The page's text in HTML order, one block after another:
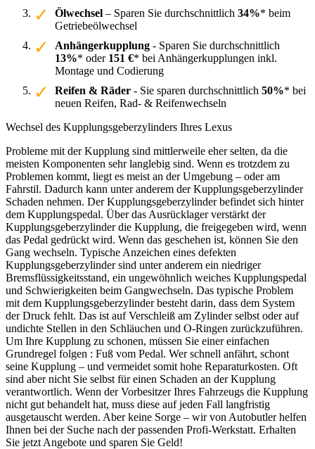
Ölwechsel – Sparen Sie durchschnittlich 34%* beim
Getriebeölwechsel
Anhängerkupplung - Sparen Sie durchschnittlich
13%* oder 151 €* bei Anhängerkupplungen inkl.
Montage und Codierung
Reifen & Räder - Sie sparen durchschnittlich 50%* bei
neuen Reifen, Rad- & Reifenwechseln
Wechsel des Kupplungsgeberzylinders Ihres Lexus
Probleme mit der Kupplung sind mittlerweile eher selten, da die
meisten Komponenten sehr langlebig sind. Wenn es trotzdem zu
Problemen kommt, liegt es meist an der Umgebung – oder am
Fahrstil. Dadurch kann unter anderem der Kupplungsgeberzylinder
Schaden nehmen. Der Kupplungsgeberzylinder befindet sich hinter
dem Kupplungspedal. Über das Ausrücklager verstärkt der
Kupplungsgeberzylinder die Kupplung, die freigegeben wird, wenn
das Pedal gedrückt wird. Wenn das geschehen ist, können Sie den
Gang wechseln. Typische Anzeichen eines defekten
Kupplungsgeberzylinder sind unter anderem ein niedriger
Bremsflüssigkeitsstand, ein ungewöhnlich weiches Kupplungspedal
und Schwierigkeiten beim Gangwechseln. Das typische Problem
mit dem Kupplungsgeberzylinder besteht darin, dass dem System
der Druck fehlt. Das ist auf Verschleiß am Zylinder selbst oder auf
undichte Stellen in den Schläuchen und O-Ringen zurückzuführen.
Um Ihre Kupplung zu schonen, müssen Sie einer einfachen
Grundregel folgen : Fuß vom Pedal. Wer schnell anfährt, schont
seine Kupplung – und vermeidet somit hohe Reparaturkosten. Oft
sind aber nicht Sie selbst für einen Schaden an der Kupplung
verantwortlich. Wenn der Vorbesitzer Ihres Fahrzeugs die Kupplung
nicht gut behandelt hat, muss diese auf jeden Fall langfristig
ausgetauscht werden. Aber keine Sorge – wir von Autobutler helfen
Ihnen bei der Suche nach der passenden Profi-Werkstatt. Erhalten
Sie jetzt Angebote und sparen Sie Geld!